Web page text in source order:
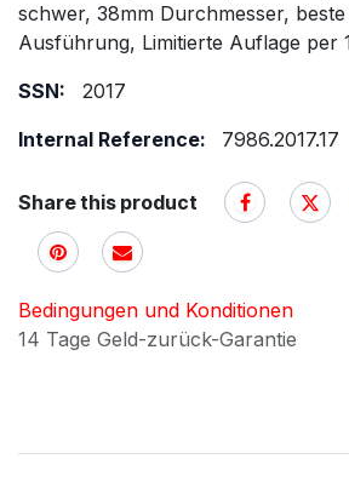
schwer, 38mm Durchmesser,
Ausführung, Limitierte Auflage per
SSN:
2017
Internal Reference:
7986.2017.17
Share this product
Bedingungen und Konditionen
14 Tage Geld-zurück-Garantie